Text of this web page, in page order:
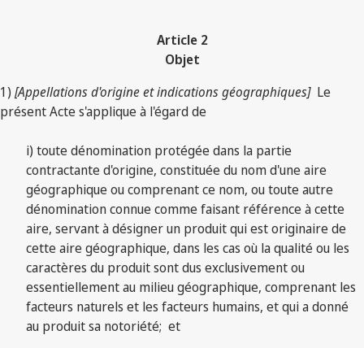
Article 2
Objet
1) [Appellations d'origine et indications géographiques]Le
présent Acte s'applique à l'égard de
i) toute dénomination protégée dans la partie
contractante d'origine, constituée du nom d'une aire
géographique ou comprenant ce nom, ou toute autre
dénomination connue comme faisant référence à cette
aire, servant à désigner un produit qui est originaire de
cette aire géographique, dans les cas où la qualité ou les
caractères du produit sont dus exclusivement ou
essentiellement au milieu géographique, comprenant les
facteurs naturels et les facteurs humains, et qui a donné
au produit sa notoriété; et